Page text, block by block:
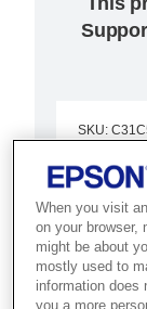
SKU:
TM-
Best
When you visit
on your browser,
might be about
mostly used to
information does
you a more